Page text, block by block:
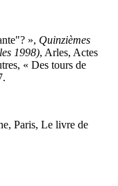
», Quinzièmes
1998), Arles, Actes
« Des tours de
Paris, Le livre de